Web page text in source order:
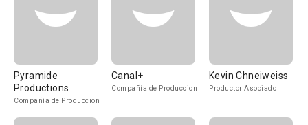
Pyramide
Productions
Compañía de Produccion
Canal+
Compañía de Produccion
Kevin Chneiweiss
Productor Asociado